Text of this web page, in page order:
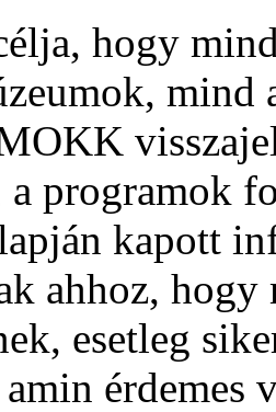
hogy
programok
kapott
ahhoz,
esetleg
érdemes